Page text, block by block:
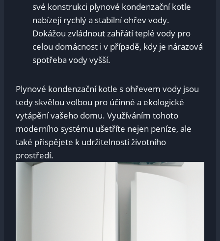
své konstrukci plynové kondenzační kotle
nabízejí rychlý a stabilní ohřev vody.
Dokážou zvládnout zahřátí teplé vody pro
celou domácnost i v případě, kdy je nárazová
spotřeba vody vyšší.
Plynové kondenzační kotle s ohřevem vody jsou
tedy skvělou volbou pro účinné a ekologické
vytápění vašeho domu. Využíváním tohoto
moderního systému ušetříte nejen peníze, ale
také přispějete k udržitelnosti životního
prostředí.